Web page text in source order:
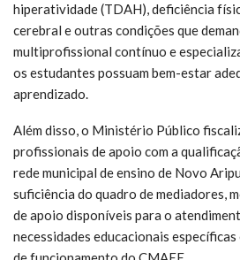
hiperatividade (TDAH), deficiência
cerebral e outras condições que
multiprofissional contínuo e
os estudantes possuam bem-estar
aprendizado.
Além disso, o Ministério Público
profissionais de apoio com a
rede municipal de ensino de Novo
suficiência do quadro de mediadores,
de apoio disponíveis para o
necessidades educacionais